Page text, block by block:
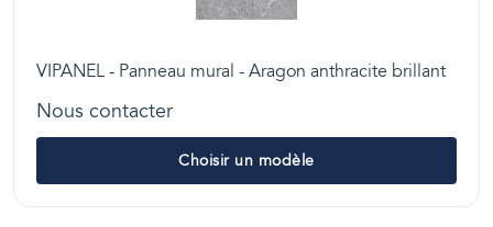
VIPANEL - Panneau mural - Aragon anthracite brillant
Nous contacter
Choisir un modèle